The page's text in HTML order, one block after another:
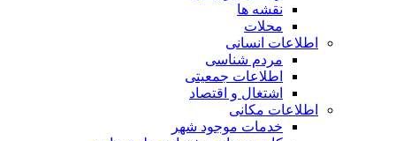
نقشه ها
محلات
اطلاعات انسانی
مردم شناسی
اطلاعات جمعیتی
اشتغال و اقتصاد
اطلاعات مکانی
خدمات موجود شهر